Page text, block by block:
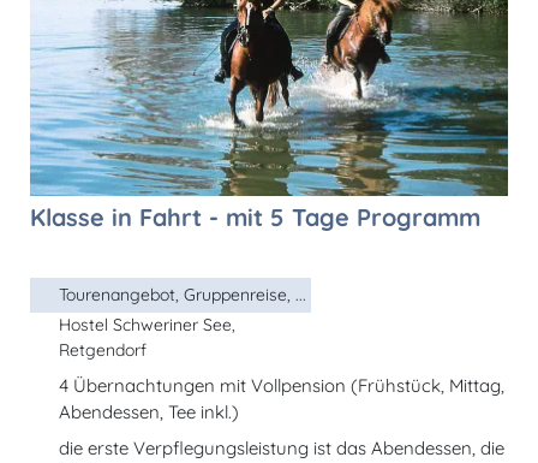
Klasse in Fahrt - mit 5 Tage Programm
Tourenangebot, Gruppenreise, ...
Hostel Schweriner See,
Retgendorf
4 Übernachtungen mit Vollpension (Frühstück, Mittag,
Abendessen, Tee inkl.)
die erste Verpflegungsleistung ist das Abendessen, die